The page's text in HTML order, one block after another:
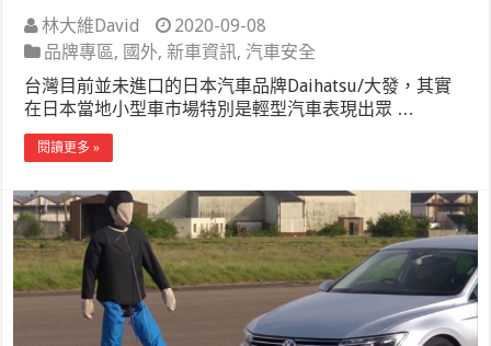
林大維David
2020-09-08
品牌專區, 國外,新車資訊, 汽車安全
台灣目前並未進口的日本汽車品牌Daihatsu/大發，其實
在日本當地小型車市場特別是輕型汽車表現出眾 …
閱讀更多 »